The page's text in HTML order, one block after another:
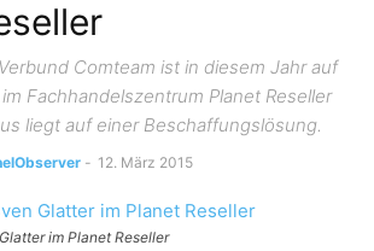
Comteam ist in diesem Jahr auf
Fachhandelszentrum Planet Reseller
liegt auf einer Beschaffungslösung.
- 12. März 2015
im Planet Reseller